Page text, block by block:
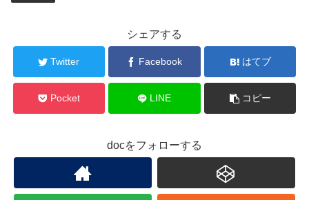
シェアする
Twitter Facebook はてブ
Pocket LINE コピー
docをフォローする